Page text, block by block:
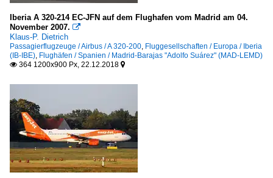
Iberia A 320-214 EC-JFN auf dem Flughafen vom Madrid am 04.
November 2007. 
Klaus-P. Dietrich
Passagierflugzeuge / Airbus / A 320-200, Fluggesellschaften / Europa / Iberia
(IB-IBE), Flughäfen / Spanien / Madrid-Barajas "Adolfo Suárez" (MAD-LEMD)
 364 1200x900 Px, 22.12.2018 